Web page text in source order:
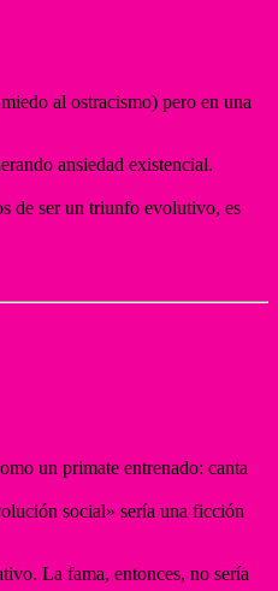
al ostracismo) pero en una
ansiedad existencial.
de ser un triunfo evolutivo, es
un primate entrenado: canta
social» sería una ficción
La fama, entonces, no sería